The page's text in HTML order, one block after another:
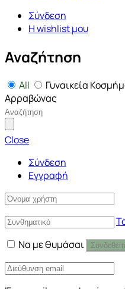
Σύνδεση
Η wishlist μου
Αναζήτηση
All Γυναικεία
Αρραβώνας
Close
Σύνδεση
Εγγραφή
Να με θυμάσαι